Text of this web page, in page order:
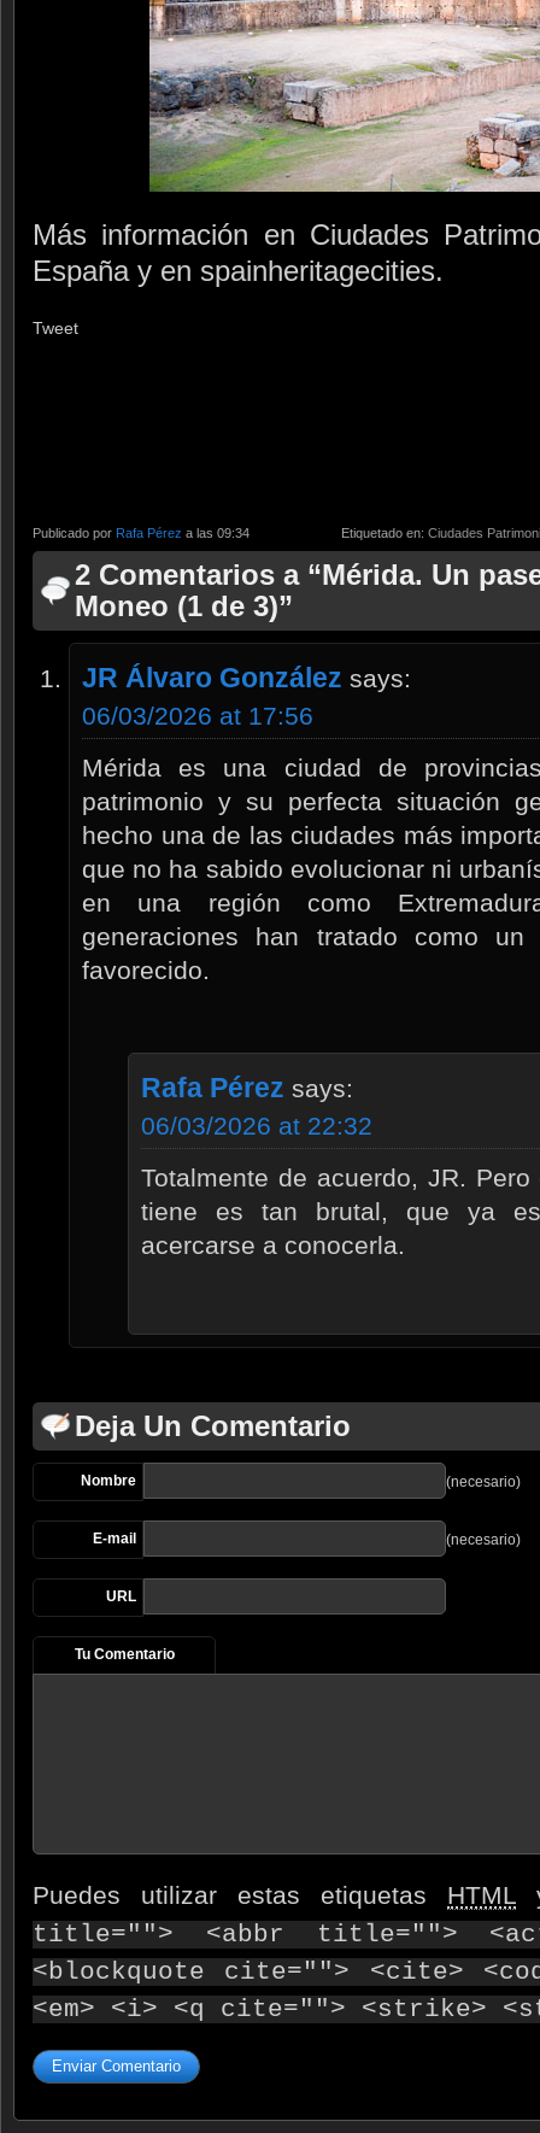
Más información en Ciudades
España y en spainheritagecities.
Tweet
Publicado por Rafa Pérez a las 09:34 Etiquetado en: Ciudades
2 Comentarios a “Mérida. Un
Moneo (1 de 3)”
JR Álvaro González says:
06/03/2026 at 17:56
Mérida es una ciudad de
patrimonio y su perfecta situación
hecho una de las ciudades más
que no ha sabido evolucionar ni
en una región como
generaciones han tratado como
favorecido.
Rafa Pérez says:
06/03/2026 at 22:32
Totalmente de acuerdo, JR.
tiene es tan brutal, que ya
acercarse a conocerla.
Deja Un Comentario
Nombre (necesario)
E-mail (necesario)
URL
Tu Comentario
Puedes utilizar estas etiquetas HTML
title=""> <abbr title="">
<blockquote cite=""> <cite>
<em> <i> <q cite=""> <strike>